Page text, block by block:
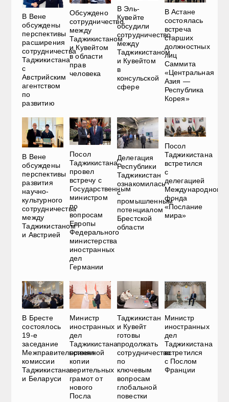
В Вене
обсуждены
перспективы
расширения
сотрудничества
Таджикистана
с
Австрийским
агентством
по
развитию
Обсуждено
сотрудничество
между
Таджикистаном
и Кувейтом
в области
прав
человека
В Эль-
Кувейте
обсудили
сотрудничество
между
Таджикистаном
и Кувейтом
в
консульской
сфере
В Астане
состоялась
встреча
старших
должностных
лиц
Саммита
«Центральная
Азия —
Республика
Корея»
В Вене
обсуждены
перспективы
развития
научно-
культурного
сотрудничества
между
Таджикистаном
и Австрией
Посол
Таджикистана
провел
встречу с
Государственным
министром
по
вопросам
Европы
Федерального
министерства
иностранных
дел
Германии
Делегация
Республики
Таджикистан
ознакомилась
с
промышленным
потенциалом
Брестской
области
Посол
Таджикистана
встретился
с
делегацией
Международного
фонда
«Послание
мира»
В Бресте
состоялось
19-е
заседание
Межправительственной
комиссии
Таджикистана
и Беларуси
Министр
иностранных
дел
Таджикистана
принял
копии
верительных
грамот от
нового
Посла
Таджикистан
и Кувейт
готовы
продолжать
сотрудничество
по
ключевым
вопросам
глобальной
повестки
Министр
иностранных
дел
Таджикистана
встретился
с Послом
Франции